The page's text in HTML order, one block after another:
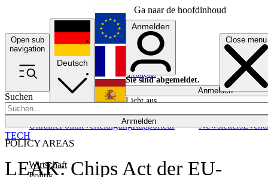
Ga naar de hoofdinhoud
Open sub
navigation
Close menu
Suchen
Anmelden
POLICY AREAS
Wirtschaft
UkrainePolitikVerteidigungRapporteur NewslettersEvents
Deutsch
English
Français
Anmelden
Sie sind abgemeldet.
Anmelden
Licht aus
LEAK: Chips Act der EU-
TECH